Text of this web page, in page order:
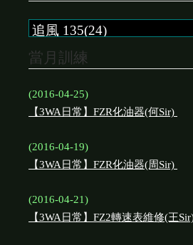
當月訓練
(2016-04-25)
【3WA日常】FZR化油器(何Sir)
(2016-04-19)
【3WA日常】FZR化油器(周Sir)
(2016-04-21)
【3WA日常】FZ2轉速表維修(王